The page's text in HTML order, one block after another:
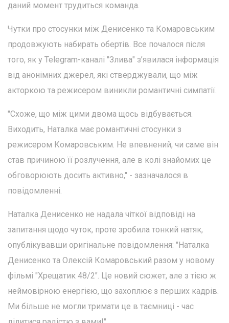
даний момент трудиться команда.
Чутки про стосунки між Денисенко та Комаровським
продовжують набирать обертів. Все почалося після
того, як у Telegram-каналі "Злива" з’явилася інформація
від анонімних джерел, які стверджували, що між
акторкою та режисером виникли романтичні симпатії.
"Схоже, що між цими двома щось відбувається.
Виходить, Наталка має романтичні стосунки з
режисером Комаровським. Не впевнений, чи саме він
став причиною її розлучення, але в колі знайомих це
обговорюють досить активно," - зазначалося в
повідомленні.
Наталка Денисенко не надала чіткої відповіді на
запитання щодо чуток, проте зробила тонкий натяк,
опублікувавши оригінальне повідомлення: "Наталка
Денисенко та Олексій Комаровський разом у новому
фільмі "Хрещатик 48/2". Це новий сюжет, але з тією ж
неймовірною енергією, що захоплює з перших кадрів.
Ми більше не могли тримати це в таємниці - час